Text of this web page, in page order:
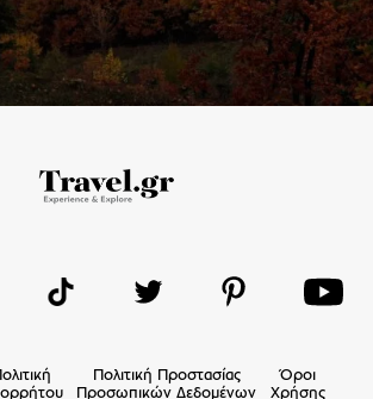
Πολιτική Προστασίας
Προσωπικών Δεδομένων
Όροι
Χρήσης